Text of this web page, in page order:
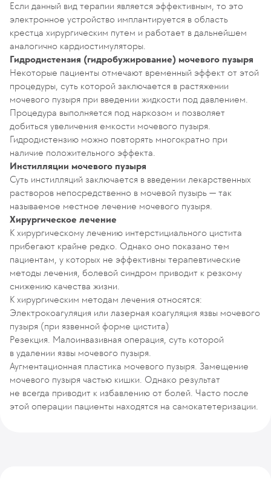
Если данный вид терапии является эффективным, то это
электронное устройство имплантируется в область
крестца хирургическим путем и работает в дальнейшем
аналогично кардиостимуляторы.
Гидродистензия (гидробужирование) мочевого пузыря
Некоторые пациенты отмечают временный эффект от этой
процедуры, суть которой заключается в растяжении
мочевого пузыря при введении жидкости под давлением.
Процедура выполняется под наркозом и позволяет
добиться увеличения емкости мочевого пузыря.
Гидродистензию можно повторять многократно при
наличие положительного эффекта.
Инстилляции мочевого пузыря
Суть инстилляций заключается в введении лекарственных
растворов непосредственно в мочевой пузырь — так
называемое местное лечение мочевого пузыря.
Хирургическое лечение
К хирургическому лечению интерстициального цистита
прибегают крайне редко. Однако оно показано тем
пациентам, у которых не эффективны терапевтические
методы лечения, болевой синдром приводит к резкому
снижению качества жизни.
К хирургическим методам лечения относятся:
Электрокоагуляция или лазерная коагуляция язвы мочевого
пузыря (при язвенной форме цистита)
Резекция. Малоинвазивная операция, суть которой
в удалении язвы мочевого пузыря.
Аугментационная пластика мочевого пузыря. Замещение
мочевого пузыря частью кишки. Однако результат
не всегда приводит к избавлению от болей. Часто после
этой операции пациенты находятся на самокатетеризации.